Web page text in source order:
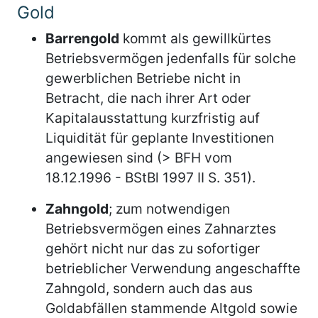
Gold
Barrengold kommt als gewillkürtes
Betriebsvermögen jedenfalls für solche
gewerblichen Betriebe nicht in
Betracht, die nach ihrer Art oder
Kapitalausstattung kurzfristig auf
Liquidität für geplante Investitionen
angewiesen sind (> BFH vom
18.12.1996 - BStBl 1997 II S. 351).
Zahngold; zum notwendigen
Betriebsvermögen eines Zahnarztes
gehört nicht nur das zu sofortiger
betrieblicher Verwendung angeschaffte
Zahngold, sondern auch das aus
Goldabfällen stammende Altgold sowie